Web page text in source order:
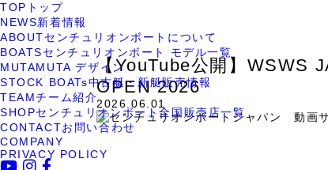
TOP トップ
NEWS新着情報
ABOUTセンチュリオンボートについて
BOATSセンチュリオンボート モデル一覧
MUTAMUTA デザイン
STOCK BOATs中古艇・新艇販売情報
TEAMチーム紹介
SHOPセンチュリオンボート全国販売店一覧
CONTACTお問い合わせ
COMPANY
PRIVACY POLICY
【YouTube公開】
NEWS新着情報
【YouTube公開】WSWS
OPEN 2026
2026.06.01